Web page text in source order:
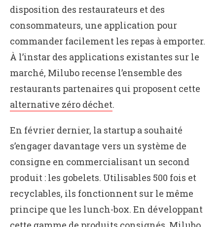
disposition des restaurateurs et des
consommateurs, une application pour
commander facilement les repas à emporter.
À l’instar des applications existantes sur le
marché, Milubo recense l’ensemble des
restaurants partenaires qui proposent cette
alternative zéro déchet.
En février dernier, la startup a souhaité
s’engager davantage vers un système de
consigne en commercialisant un second
produit : les gobelets. Utilisables 500 fois et
recyclables, ils fonctionnent sur le même
principe que les lunch-box. En développant